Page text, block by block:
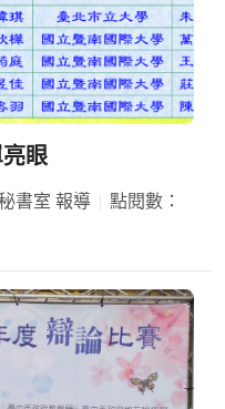
眼
書室 報導
點閱數：